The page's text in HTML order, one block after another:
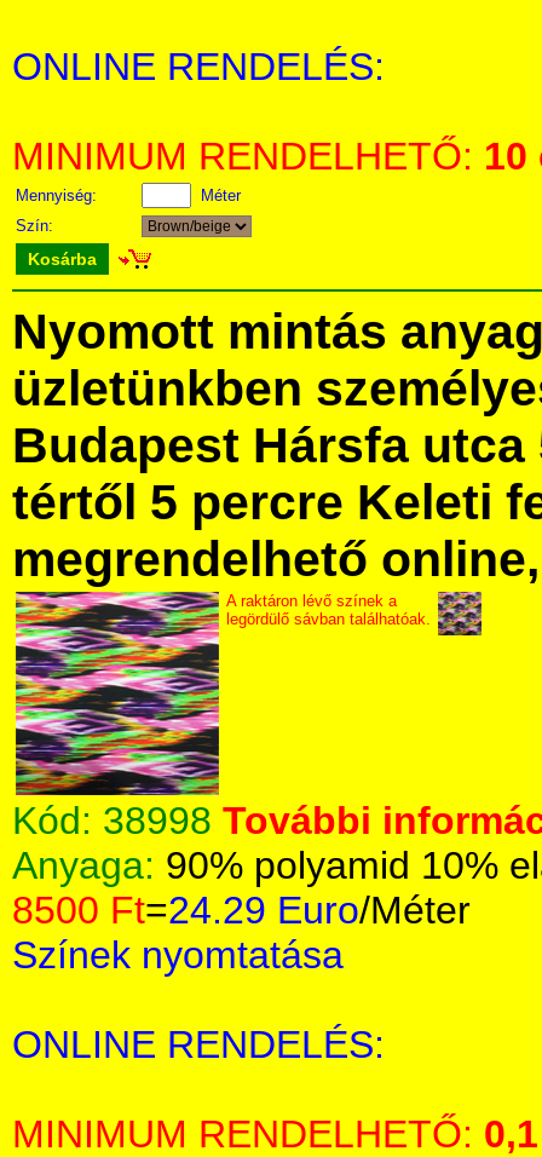
ONLINE RENDELÉS:
MINIMUM RENDELHETŐ: 10
Mennyiség:
Méter
Szín:
Kosárba
Nyomott mintás
üzletünkben
Budapest Hársfa utca
tértől 5 percre Keleti
megrendelhető
A raktáron lévő színek a
legördülő sávban találhatóak.
Kód: 38998 További
Anyaga: 90% polyamid 10%
8500 Ft=24.29 Euro/Méter
Színek nyomtatása
ONLINE RENDELÉS:
MINIMUM RENDELHETŐ: 0,1